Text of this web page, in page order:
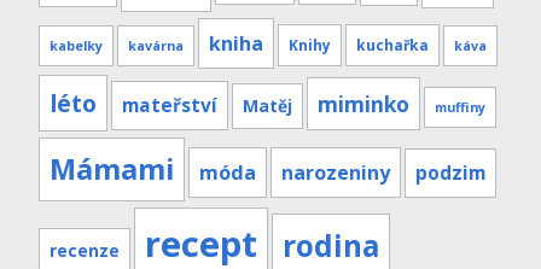
kabelky kavárna kniha Knihy kuchařka káva
léto mateřství Matěj miminko muffiny
Mámami móda narozeniny podzim
recenze recept rodina